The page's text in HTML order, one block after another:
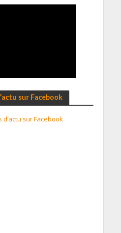
sur Facebook
sur Facebook